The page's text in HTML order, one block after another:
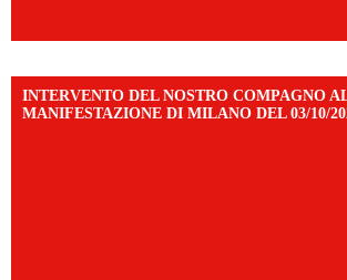
INTERVENTO DEL NOSTRO COMPAGNO
MANIFESTAZIONE DI MILANO DEL 03/10/